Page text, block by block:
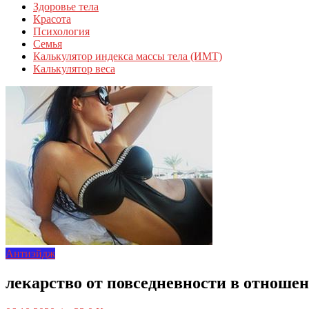
Здоровье тела
Красота
Психология
Семья
Калькулятор индекса массы тела (ИМТ)
Калькулятор веса
Антиэйдж
лекарство от повседневности в